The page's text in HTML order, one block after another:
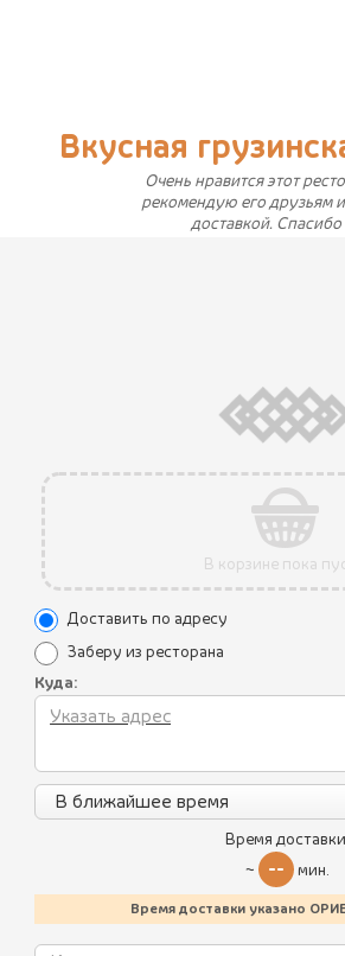
Все блюда
Пикник по-грузински
Летнее меню
Хинкали
Вкусная
Очень нравится этот
рекомендую его друзьям
доставкой.
juliyakusheva
В корзине пока
Доставить по адресу
Заберу из ресторана
Куда:
Время
~ -- мин.
Время доставки указано
Акции
Уникальные
Условия использования
Политика